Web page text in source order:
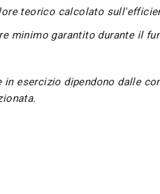
teorico calcolato
minimo garantito durante il
esercizio dipendono dalle